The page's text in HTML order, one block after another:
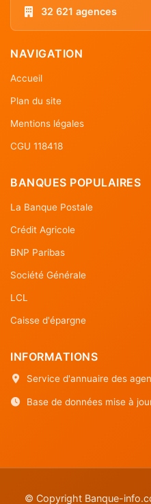
32 621 agences
NAVIGATION
Accueil
Plan du site
Mentions légales
CGU 118418
BANQUES POPULAIRES
La Banque Postale
Crédit Agricole
BNP Paribas
Société Générale
LCL
Caisse d'épargne
INFORMATIONS
Service d'annuaire des
Base de données mise à
© Copyright Banque-